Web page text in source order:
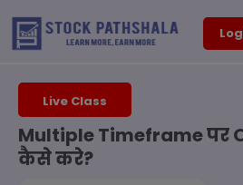
Skip
Live Class
Multiple Timeframe पर
कैसे करे?